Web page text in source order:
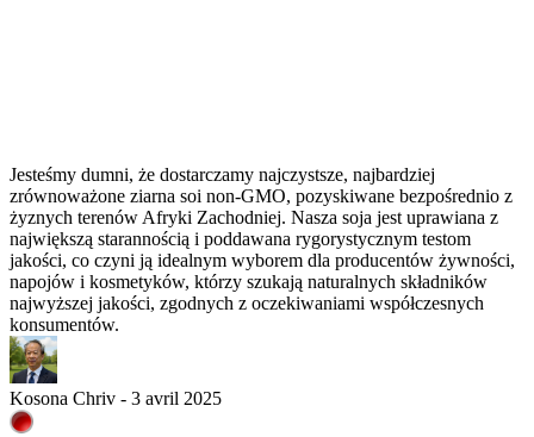
Jesteśmy dumni, że dostarczamy najczystsze, najbardziej
zrównoważone ziarna soi non-GMO, pozyskiwane bezpośrednio z
żyznych terenów Afryki Zachodniej. Nasza soja jest uprawiana z
największą starannością i poddawana rygorystycznym testom
jakości, co czyni ją idealnym wyborem dla producentów żywności,
napojów i kosmetyków, którzy szukają naturalnych składników
najwyższej jakości, zgodnych z oczekiwaniami współczesnych
konsumentów.
Kosona Chriv - 3 avril 2025